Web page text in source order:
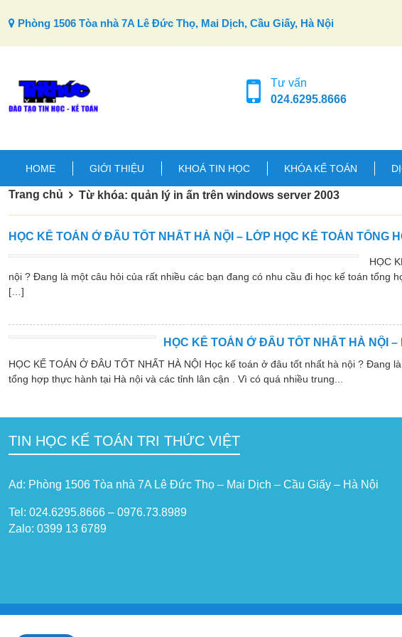
Phòng 1506 Tòa nhà 7A Lê Đức Thọ, Mai Dịch, Cầu Giấy, Hà Nội
Tư vấn
024.6295.8666
HOME GIỚI THIỆU KHOÁ TIN HỌC KHÓA KẾ TOÁN
Trang chủ Từ khóa: quản lý in ấn trên windows server 2003
HỌC KẾ TOÁN Ở ĐÂU TỐT NHẤT HÀ NỘI – LỚP HỌC KẾ TOÁN TỔNG
HỌC
nội ? Đang là một câu hỏi của rất nhiều các bạn đang có nhu cầu đi học kế toán tổng
[…]
HỌC KẾ TOÁN Ở ĐÂU TỐT NHẤT HÀ NỘI
HỌC KẾ TOÁN Ở ĐÂU TỐT NHẤT HÀ NỘI Học kế toán ở đâu tốt nhất hà nội ? Đang
tổng hợp thực hành tại Hà nội và các tỉnh lân cận . Vì có quá nhiều trung...
TIN HỌC KẾ TOÁN TRI THỨC VIỆT
Ad: Phòng 1506 Tòa nhà 7A Lê Đức Thọ – Mai Dịch – Cầu Giấy – Hà Nội
Tel: 024.6295.8666 – 0976.73.8989
Zalo: 0399 13 6789